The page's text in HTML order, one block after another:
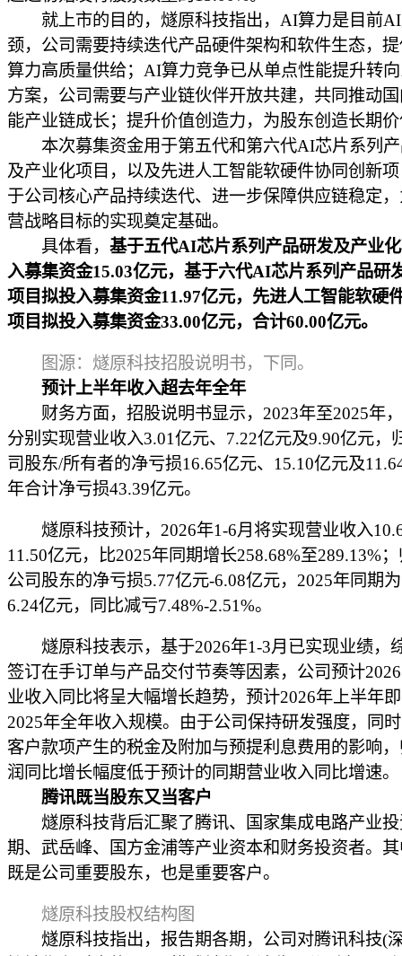
就上市的目的，燧原科技指出，AI算力是目前AI
颈，公司需要持续迭代产品硬件架构和软件生态，
算力高质量供给；AI算力竞争已从单点性能提升转
方案，公司需要与产业链伙伴开放共建，共同推动
能产业链成长；提升价值创造力，为股东创造长期
本次募集资金用于第五代和第六代AI芯片系列产
及产业化项目，以及先进人工智能软硬件协同创新
于公司核心产品持续迭代、进一步保障供应链稳定
营战略目标的实现奠定基础。
具体看， 基于五代AI芯片系列产品研发及产业
入募集资金15.03亿元，基于六代AI芯片系列产品研
项目拟投入募集资金11.97亿元，先进人工智能软硬
项目拟投入募集资金33.00亿元，合计60.00亿元。
图源：燧原科技招股说明书，下同。
预计上半年收入超去年全年
财务方面，招股说明书显示，2023年至2025年
分别实现营业收入3.01亿元、7.22亿元及9.90亿元，
司股东/所有者的净亏损16.65亿元、15.10亿元及
年合计净亏损43.39亿元。
燧原科技预计，2026年1-6月将实现营业收入
11.50亿元，比2025年同期增长258.68%至289.13%
公司股东的净亏损5.77亿元-6.08亿元，2025年同期
6.24亿元，同比减亏7.48%-2.51%。
燧原科技表示，基于2026年1-3月已实现业绩，
签订在手订单与产品交付节奏等因素，公司预计
业收入同比将呈大幅增长趋势，预计2026年上半年
2025年全年收入规模。由于公司保持研发强度，同
客户款项产生的税金及附加与预提利息费用的影响
润同比增长幅度低于预计的同期营业收入同比增速。
腾讯既当股东又当客户
燧原科技背后汇聚了腾讯、国家集成电路产业投
期、武岳峰、国方金浦等产业资本和财务投资者。
既是公司重要股东，也是重要客户。
燧原科技股权结构图
燧原科技指出，报告期各期，公司对腾讯科技(